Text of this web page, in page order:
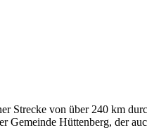
Strecke von über 240 km
Gemeinde Hüttenberg, der